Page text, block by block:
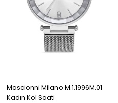
Mascionni Milano M.1.1996M.01
Kadın Kol Saati